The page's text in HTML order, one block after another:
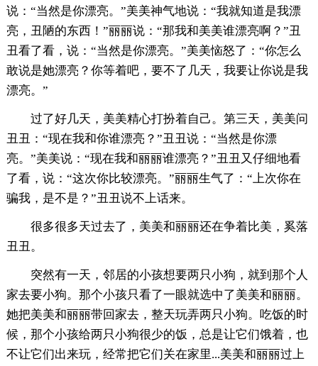
说：“当然是你漂亮。”美美神气地说：“我就知道是我漂
亮，丑陋的东西！”丽丽说：“那我和美美谁漂亮啊？”丑
丑看了看，说：“当然是你漂亮。”美美恼怒了：“你怎么
敢说是她漂亮？你等着吧，要不了几天，我要让你说是我
漂亮。”
过了好几天，美美精心打扮着自己。第三天，美美问
丑丑：“现在我和你谁漂亮？”丑丑说：“当然是你漂
亮。”美美说：“现在我和丽丽谁漂亮？”丑丑又仔细地看
了看，说：“这次你比较漂亮。”丽丽生气了：“上次你在
骗我，是不是？”丑丑说不上话来。
很多很多天过去了，美美和丽丽还在争着比美，奚落
丑丑。
突然有一天，邻居的小孩想要两只小狗，就到那个人
家去要小狗。那个小孩只看了一眼就选中了美美和丽丽。
她把美美和丽丽带回家去，整天玩弄两只小狗。吃饭的时
候，那个小孩给两只小狗很少的饭，总是让它们饿着，也
不让它们出来玩，经常把它们关在家里...美美和丽丽过上